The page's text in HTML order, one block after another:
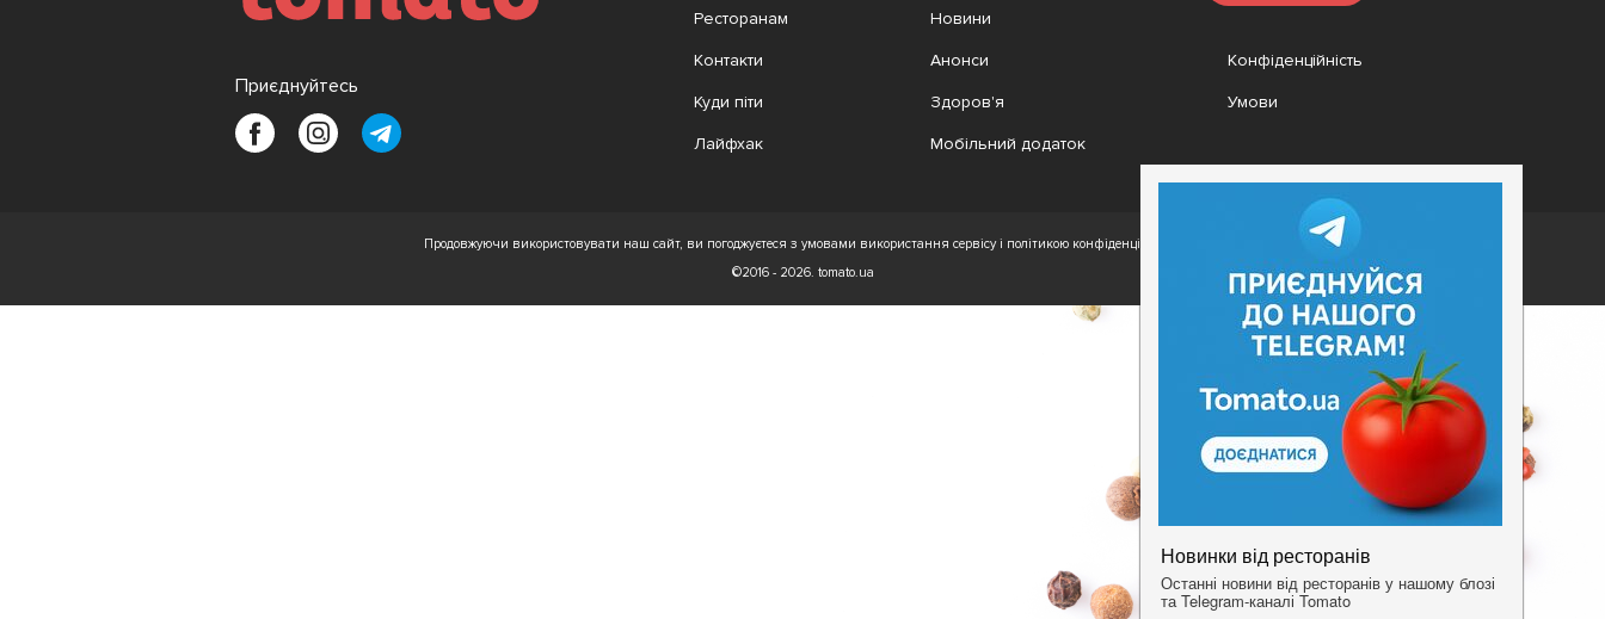
Приєднуйтесь
Ресторанам
Контакти
Куди піти
Лайфхак
Новини
Анонси
Здоров'я
Мобільний додаток
Конфіденційність
Умови
Продовжуючи використовувати наш сайт, ви погоджуєтеся з умовами використання сервісу і політикою конфіденційності.
©2016 - 2026. tomato.ua